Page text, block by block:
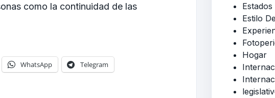
como la continuidad de las
WhatsApp Telegram
Estados
Estilo
Hogar